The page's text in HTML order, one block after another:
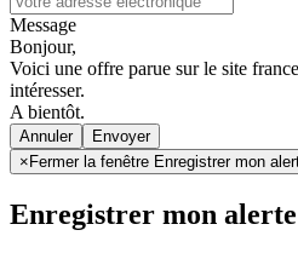
Message
Bonjour,
Voici une offre parue sur le site
intéresser.
A bientôt.
Annuler
× Fermer la fenêtre Enregistrer mon
Enregistrer mon alerte